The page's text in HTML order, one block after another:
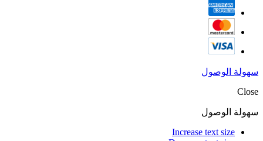
سهولة الوصول
Close
سهولة الوصول
Increase text size